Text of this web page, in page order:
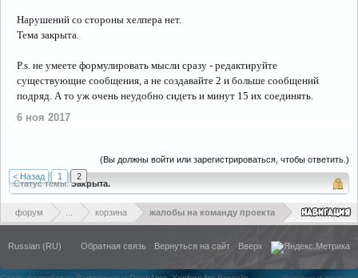
Нарушений со стороны хелпера нет.
Тема закрыта.
P.s. не умеете формулировать мысли сразу - редактируйте
существующие сообщения, а не создавайте 2 и больше сообщений
подряд. А то уж очень неудобно сидеть и минут 15 их соединять.
6 ноя 2017
(Вы должны войти или зарегистрироваться, чтобы ответить.)
< Назад
1 2
Статус темы: Закрыта.
форум корзина жалобы на команду проекта
Russian (RU) Обратная связь Вернуться на сайт Вверх